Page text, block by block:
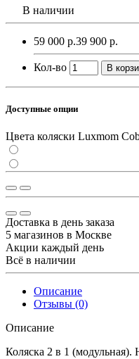
В наличии
59 000 р.39 900 р.
Кол-во В
Доступные опции
Цвета коляски Luxmom
Доставка в день заказа
5 магазинов в Москве
Акции каждый день
Всё в наличии
Описание
Отзывы (0)
Описание
Коляcка 2 в 1 (модульнaя).